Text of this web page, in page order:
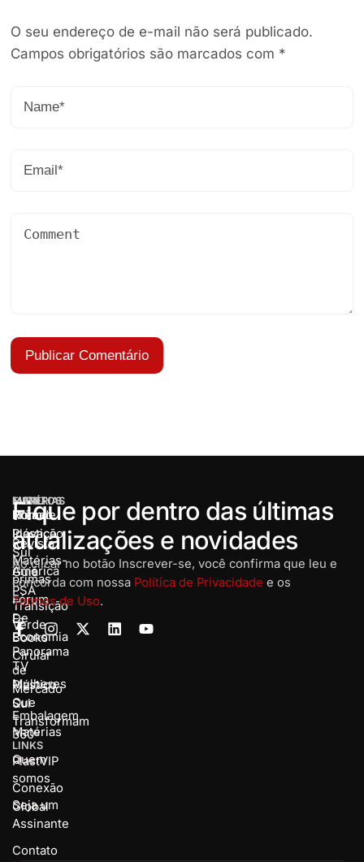
O seu endereço de e-mail não será publicado.
Campos obrigatórios são marcados com *
MENU
Home
Revista
Guia
PSA
E-
Books
TV
Plástico
Sul
Matérias
MATÉRIAS
Rota de
Inovação
Matérias-
primas
Transição
Verde
Panorama
de
Mercado
Embalagem
360º
PlastVIP
Conexão
Global
EVENTOS
Prêmio
Plástico
Sul
América
Fórum
De
Economia
Cirular
Mulheres
Que
Transformam
LINKS
Quem
somos
Seja um
Assinante
Contato
Fique por dentro das últimas
atualizações e novidades
Ao clicar no botão Inscrever-se, você confirma que leu e
concorda com nossa Política de Privacidade e os
Termos de Uso.